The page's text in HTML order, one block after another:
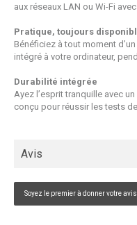
aux réseaux LAN ou Wi-Fi
Pratique, toujours
Bénéficiez à tout moment
intégré à votre ordinateur,
Durabilité intégrée
Ayez l’esprit tranquille avec
conçu pour réussir les tests
Avis
Soyez le premier à donner votre avis